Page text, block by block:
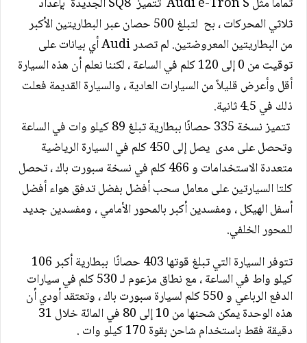
تمامًا مثل Audi e-Tron S تتميز SQ8 الجديدة بإعداد
ثلاثي المحركات ، بح لتبلغ 500 حصان عبر البطاريتين الأكبر
من البطاريتين المعروضتين. لم تصدرAudiأي بيانات على
توقيت من 0 إلى 120 كلم في الساعة ، لكننا نعلم أن هذه السيارة
أقل وأعرض قليلاً من السيارات العادية ، والسيارة القديمة فعلت
ذلك في 4.5 ثانية
.
تتميز نسخة 335 حصانًا ببطارية تبلغ 89 كيلو وات في الساعة
وتحصل على مدى يصل إلى 450 كلم في السيارة الرياضية
متعددة الاستخدامات و 466 كلم في نسخة سبورت باك ، تحصل
كلتا السيارتين على معامل سحب أفضل بفضل تدفق هواء أفضل
أسفل الهيكل ، ومفسدين أكبر بالمحور الأمامي ، ومفسدين جديد
للمحور الخلفي.
تتوفر السيارة التي تبلغ قوتها 403 حصانًا ببطارية أكبر 106
كيلو واط في الساعة ، مع نطاق مزعوم لـ 530 كلم في سيارات
الدفع الرباعي و 550 كلم لسيارة سبورت باك ، وتعتقد أودي أن
هذه الوحدة يمكن شحنها من 10 إلى 80 في المائة خلال 31
دقيقة فقط باستخدام شاحن بقوة 170 كيلو وات
.